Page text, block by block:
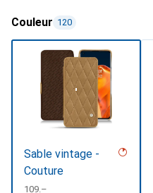
Couleur 120
Sable vintage -
Couture
CHF
109.–